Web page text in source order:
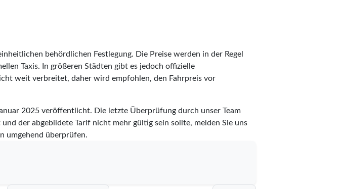
behördlichen Festlegung. Die Preise werden in der Regel
Taxis. In größeren Städten gibt es jedoch offizielle
weit verbreitet, daher wird empfohlen, den Fahrpreis vor
2025 veröffentlicht. Die letzte Überprüfung durch unser Team
der abgebildete Tarif nicht mehr gültig sein sollte, melden Sie uns
umgehend überprüfen.